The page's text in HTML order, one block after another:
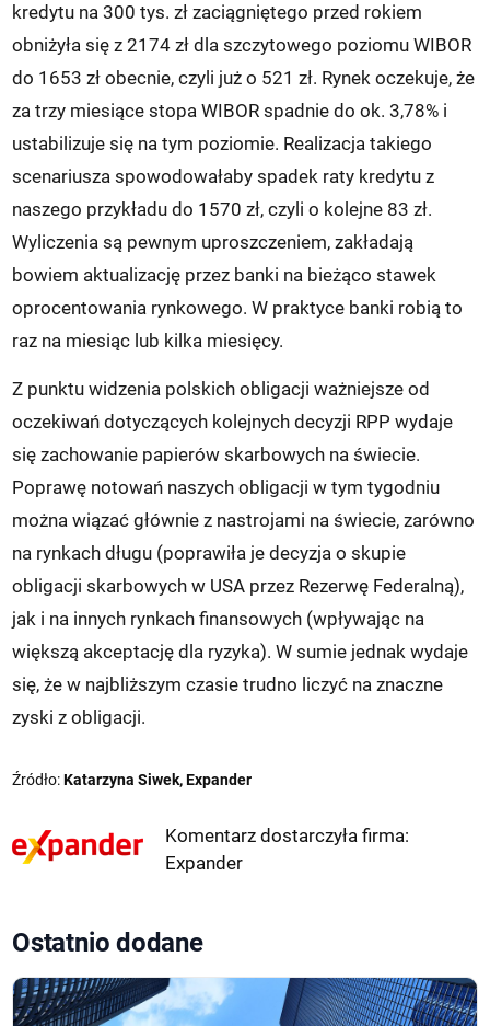
kredytu na 300 tys. zł zaciągniętego przed rokiem
obniżyła się z 2174 zł dla szczytowego poziomu WIBOR
do 1653 zł obecnie, czyli już o 521 zł. Rynek oczekuje, że
za trzy miesiące stopa WIBOR spadnie do ok. 3,78% i
ustabilizuje się na tym poziomie. Realizacja takiego
scenariusza spowodowałaby spadek raty kredytu z
naszego przykładu do 1570 zł, czyli o kolejne 83 zł.
Wyliczenia są pewnym uproszczeniem, zakładają
bowiem aktualizację przez banki na bieżąco stawek
oprocentowania rynkowego. W praktyce banki robią to
raz na miesiąc lub kilka miesięcy.
Z punktu widzenia polskich obligacji ważniejsze od
oczekiwań dotyczących kolejnych decyzji RPP wydaje
się zachowanie papierów skarbowych na świecie.
Poprawę notowań naszych obligacji w tym tygodniu
można wiązać głównie z nastrojami na świecie, zarówno
na rynkach długu (poprawiła je decyzja o skupie
obligacji skarbowych w USA przez Rezerwę Federalną),
jak i na innych rynkach finansowych (wpływając na
większą akceptację dla ryzyka). W sumie jednak wydaje
się, że w najbliższym czasie trudno liczyć na znaczne
zyski z obligacji.
Źródło:Katarzyna Siwek, Expander
Komentarz dostarczyła firma:
Expander
Ostatnio dodane